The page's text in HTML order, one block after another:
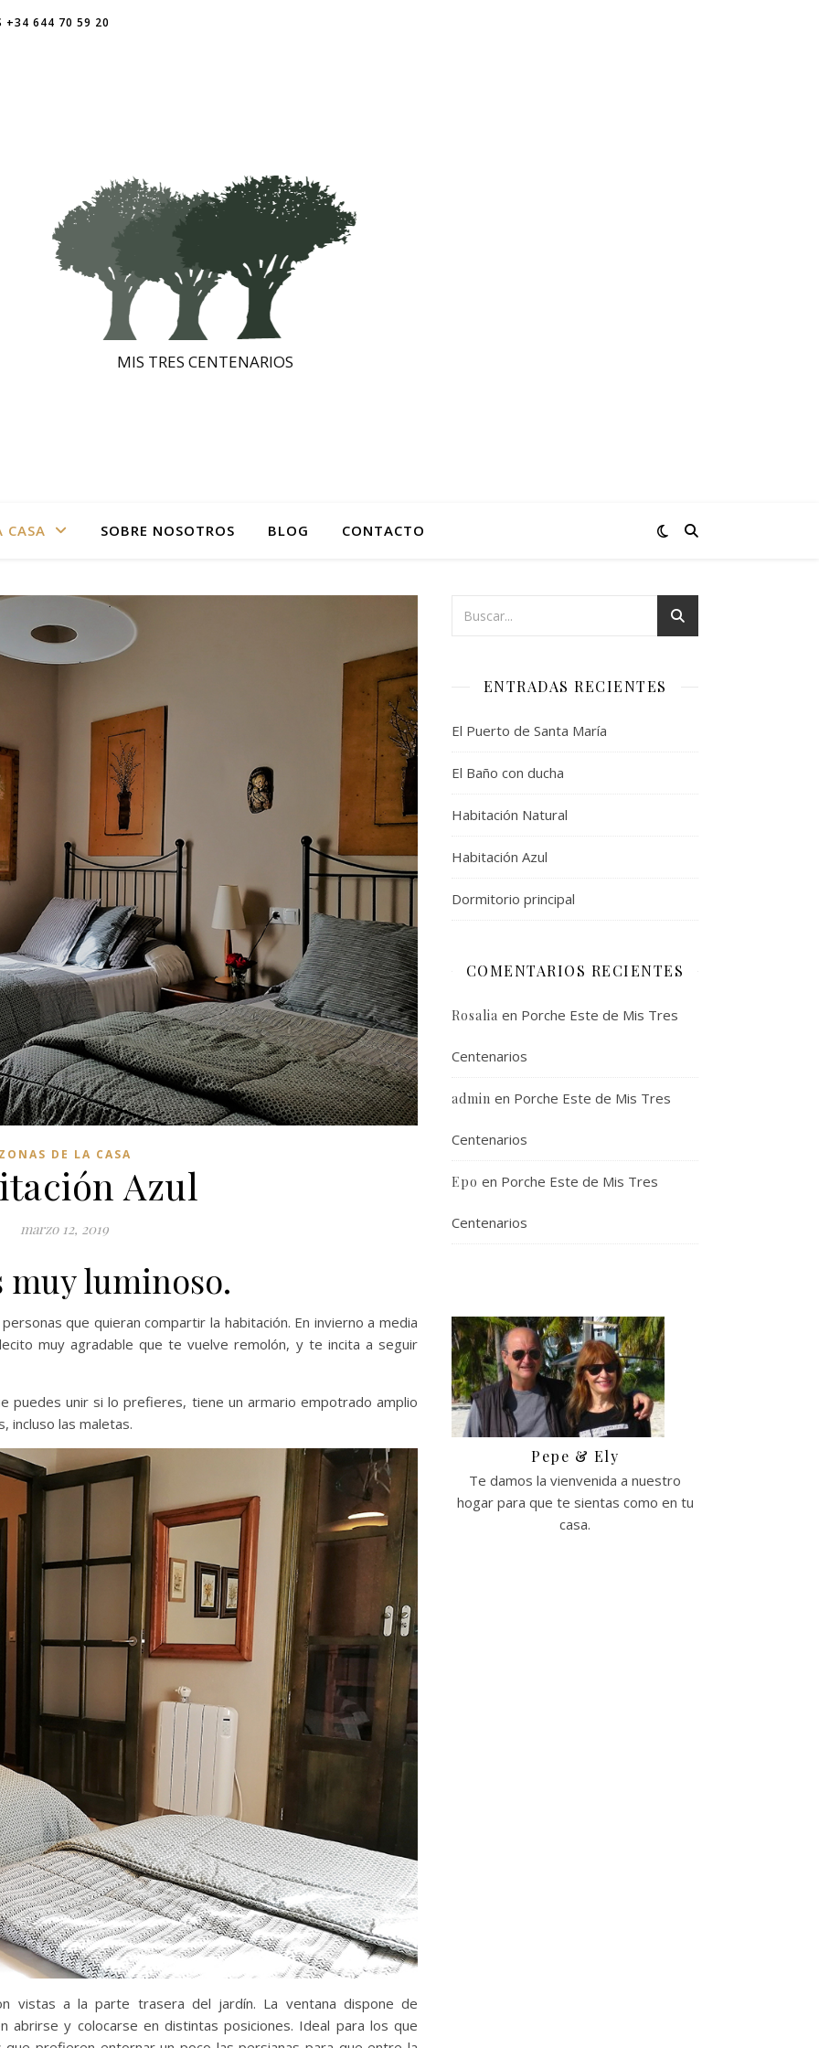
+34 644 70 59 20
MIS TRES CENTENARIOS
CASA SOBRE NOSOTROS BLOG CONTACTO
DE LA CASA
Azul
marzo 12, 2019
muyluminoso.
que quieran compartir la habitación. En invierno a media
muy agradable que te vuelve remolón, y te incita a seguir
puedes unir si lo prefieres, tiene un armario empotrado amplio
incluso las maletas.
vistas a la parte trasera del jardín. La ventana dispone de
abrirse y colocarse en distintas posiciones. Ideal para los que
ENTRADAS RECIENTES
El Puerto de Santa María
El Baño con ducha
Habitación Natural
Habitación Azul
Dormitorio principal
COMENTARIOS RECIENTES
Rosalia en Porche Este de Mis Tres
Centenarios
admin en Porche Este de Mis Tres
Centenarios
Epo en Porche Este de Mis Tres
Centenarios
Pepe & Ely
Te damos la vienvenida a nuestro
hogar para que te sientas como en tu
casa.